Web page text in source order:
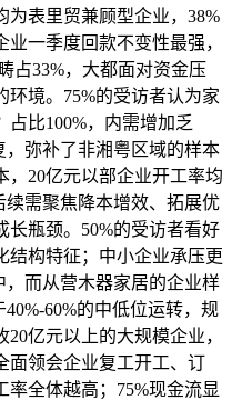
为表里贸兼顾型企业，38%
一季度回款不变性最强，
占33%，大都面对资金压
环境。75%的受访者认为家
比100%，内需增加乏
，弥补了非湘粤区域的样本
，20亿元以部企业开工率均
续需聚焦降本增效、拓展优
长瓶颈。50%的受访者看好
结构特征；中小企业承压更
，而从营木器家居的企业样
60%的中低位运转，规
亿元以上的大规模企业，
面领会企业复工开工、订
全体越高；75%现金流显